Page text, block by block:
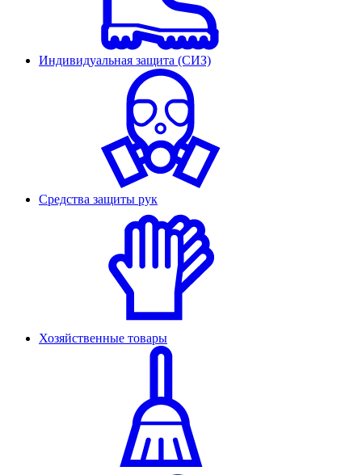
Индивидуальная защита (СИЗ)
Средства защиты рук
Хозяйственные товары